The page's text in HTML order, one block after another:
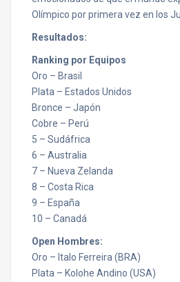
Olímpico por primera vez en los
Resultados:
Ranking por Equipos
Oro – Brasil
Plata – Estados Unidos
Bronce – Japón
Cobre – Perú
5 – Sudáfrica
6 – Australia
7 – Nueva Zelanda
8 – Costa Rica
9 – España
10 – Canadá
Open Hombres:
Oro – Italo Ferreira (BRA)
Plata – Kolohe Andino (USA)